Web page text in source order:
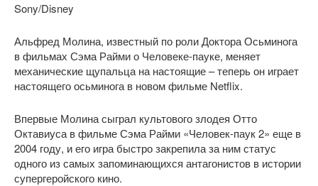
Sony/Disney
Альфред Молина, известный по роли Доктора Осьминога
в фильмах Сэма Райми о Человеке-пауке, меняет
механические щупальца на настоящие – теперь он играет
настоящего осьминога в новом фильме Netflix.
Впервые Молина сыграл культового злодея Отто
Октавиуса в фильме Сэма Райми «Человек-паук 2» еще в
2004 году, и его игра быстро закрепила за ним статус
одного из самых запоминающихся антагонистов в истории
супергеройского кино.